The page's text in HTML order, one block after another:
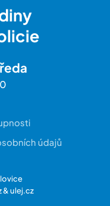
údajů
&ulej.cz